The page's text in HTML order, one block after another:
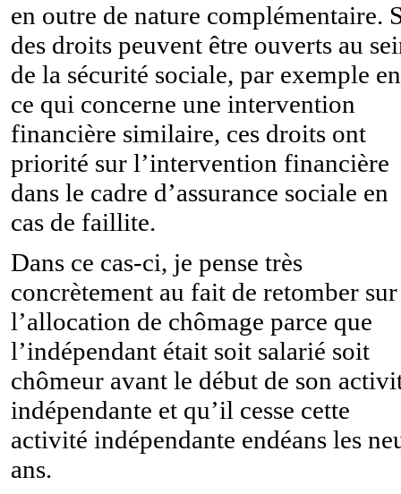
en outre de nature complémentaire.
des droits peuvent être ouverts au
de la sécurité sociale, par exemple en
ce qui concerne une intervention
financière similaire, ces droits ont
priorité sur l’intervention financière
dans le cadre d’assurance sociale en
cas de faillite.
Dans ce cas-ci, je pense très
concrètement au fait de retomber sur
l’allocation de chômage parce que
l’indépendant était soit salarié soit
chômeur avant le début de son
indépendante et qu’il cesse cette
activité indépendante endéans les
ans.